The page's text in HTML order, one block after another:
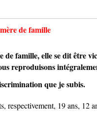
de famille
famille, elle se dit être
reproduisons
que je subis.
respectivement, 19 ans, 12